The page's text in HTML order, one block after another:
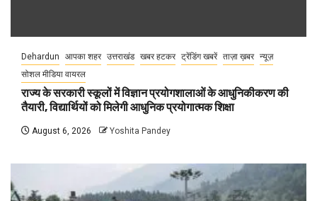
Dehardun आपका शहर उत्तराखंड खबर हटकर ट्रेंडिंग खबरें ताज़ा ख़बर न्यूज़
सोशल मीडिया वायरल
राज्य के सरकारी स्कूलों में विज्ञान प्रयोगशालाओं के आधुनिकीकरण की
तैयारी, विद्यार्थियों को मिलेगी आधुनिक प्रयोगात्मक शिक्षा
August 6, 2026 Yoshita Pandey